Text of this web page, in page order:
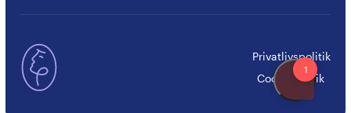
Privatlivspolitik
Cookiepolitik